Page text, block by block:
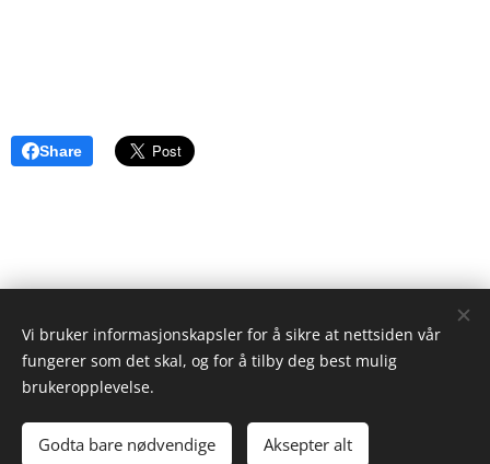
Share
ristgruppen.com
2024
Ken Ayres Cookies
Vi bruker informasjonskapsler for å sikre at nettsiden vår
fungerer som det skal, og for å tilby deg best mulig
brukeropplevelse.
Godta bare nødvendige Aksepter alt